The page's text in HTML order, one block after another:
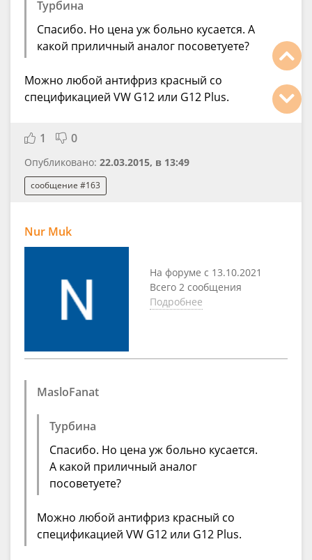
Турбина
Спасибо. Но цена уж больно кусается. А
какой приличный аналог посоветуете?
Можно любой антифриз красный со
спецификацией VW G12 или G12 Plus.
1 0
Опубликовано: 22.03.2015, в 13:49
сообщение #163
Nur Muk
На форуме с 13.10.2021
Всего 2 сообщения
Подробнее
MasloFanat
Турбина
Спасибо. Но цена уж больно кусается.
А какой приличный аналог
посоветуете?
Можно любой антифриз красный со
спецификацией VW G12 или G12 Plus.